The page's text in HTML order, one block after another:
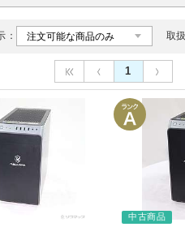
： 取
1
中古商品